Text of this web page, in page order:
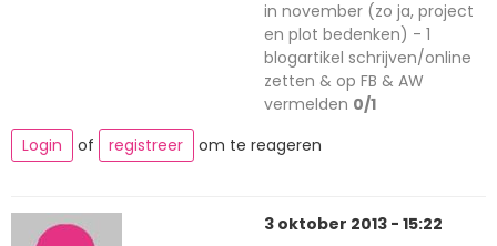
in november (zo ja, project
en plot bedenken) - 1
blogartikel schrijven/online
zetten & op FB & AW
vermelden 0/1
Login
of registreer om te reageren
3 oktober 2013 - 15:22